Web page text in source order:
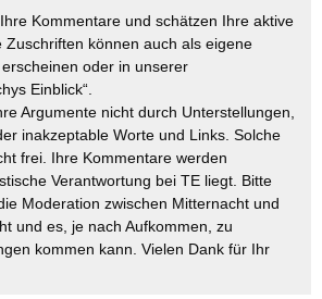
Kommentare und schätzen Ihre aktive
Zuschriften können auch als eigene
oder in unserer
Einblick“.
Argumente nicht durch Unterstellungen,
inakzeptable Worte und Links. Solche
frei. Ihre Kommentare werden
Verantwortung bei TE liegt. Bitte
Moderation zwischen Mitternacht und
und es, je nach Aufkommen, zu
kommen kann. Vielen Dank für Ihr